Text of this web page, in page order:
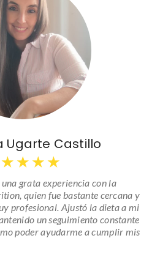
Ugarte Castillo
★ ★ ★ ★
grata experiencia con la
quien fue bastante cercana y
profesional. Ajustó la dieta a mi
un seguimiento constante
poder ayudarme a cumplir mis